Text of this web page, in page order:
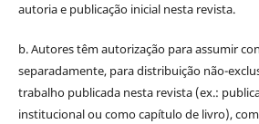
autoria e publicação inicial nesta revista.
b. Autores têm autorização para assumir
separadamente, para distribuição não-
trabalho publicada nesta revista (ex.:
institucional ou como capítulo de livro),